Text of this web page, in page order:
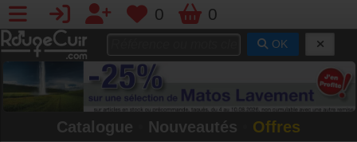
0 0
OK
Catalogue Nouveautés Offres